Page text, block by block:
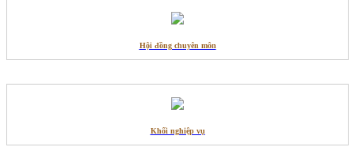
Hội đồng chuyên môn
Khối nghiệp vụ